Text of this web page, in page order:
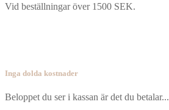
Vid beställningar över 1500 SEK.
Inga dolda kostnader
Beloppet du ser i kassan är det du betalar...